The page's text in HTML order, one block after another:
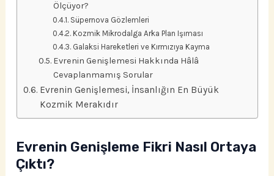
Ölçüyor?
Süpernova Gözlemleri
Kozmik Mikrodalga Arka Plan Işıması
Galaksi Hareketleri ve Kırmızıya Kayma
Evrenin Genişlemesi Hakkında Hâlâ
Cevaplanmamış Sorular
Evrenin Genişlemesi, İnsanlığın En Büyük
Kozmik Merakıdır
Evrenin Genişleme Fikri Nasıl Ortaya
Çıktı?